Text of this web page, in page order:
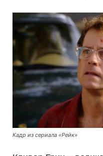
Кадр из сериала «Рейк»